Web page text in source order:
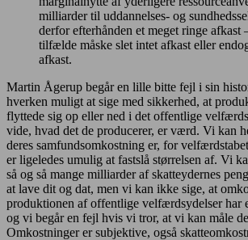
milliarder til uddannelses- og
derfor efterhånden et meget ringe afkast
tilfælde måske slet intet afkast eller
afkast.
Martin Ågerup begår en lille bitte fejl i sin
hverken muligt at sige med sikkerhed, at
flyttede sig op eller ned i det offentlige
vide, hvad det de producerer, er værd. Vi kan
deres samfundsomkostning er, for
er ligeledes umulig at fastslå størrelsen af. Vi
så og så mange milliarder af skatteydernes
at lave dit og dat, men vi kan ikke sige, at
produktionen af offentlige velfærdsydelser har
og vi begår en fejl hvis vi tror, at vi kan måle
Omkostninger er subjektive, også